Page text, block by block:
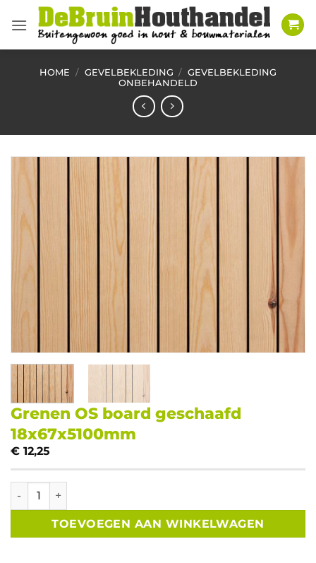
naar
HOME / GEVELBEKLEDING / GEVELBEKLEDING
ONBEHANDELD
Grenen OS board geschaafd
18x67x5100mm
€ 12,25
Grenen OS board geschaafd 18x67x5100mm aantal
TOEVOEGEN AAN WINKELWAGEN